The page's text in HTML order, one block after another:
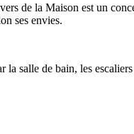
de la Maison est un
ses envies.
la salle de bain, les